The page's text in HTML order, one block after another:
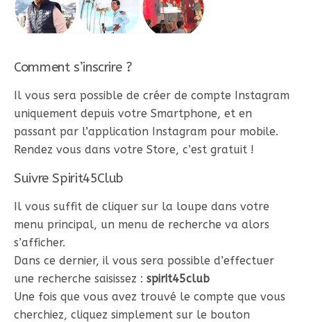
Comment s’inscrire ?
Il vous sera possible de créer de compte Instagram
uniquement depuis votre Smartphone, et en
passant par l’application Instagram pour mobile.
Rendez vous dans votre Store, c’est gratuit !
Suivre Spirit45Club
Il vous suffit de cliquer sur la loupe dans votre
menu principal, un menu de recherche va alors
s’afficher.
Dans ce dernier, il vous sera possible d’effectuer
une recherche saisissez : spirit45club
Une fois que vous avez trouvé le compte que vous
cherchiez, cliquez simplement sur le bouton